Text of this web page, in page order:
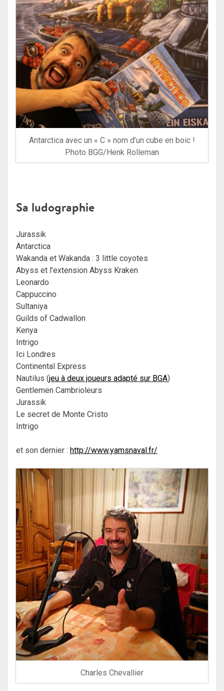
Antarctica avec un « C » nom d’un cube en boic !
Photo BGG/Henk Rolleman
Sa ludographie
Jurassik
Antarctica
Wakanda et Wakanda : 3 little coyotes
Abyss et l’extension Abyss Kraken
Leonardo
Cappuccino
Sultaniya
Guilds of Cadwallon
Kenya
Intrigo
Ici Londres
Continental Express
Nautilus (jeu à deux joueurs adapté sur BGA)
Gentlemen Cambrioleurs
Jurassik
Le secret de Monte Cristo
Intrigo
et son dernier : http://www.yamsnaval.fr/
Charles Chevallier